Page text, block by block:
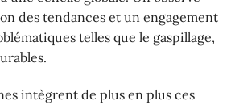
des tendances et un engagement
telles que le gaspillage,
intègrent de plus en plus ces